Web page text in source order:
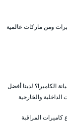
ومن ماركات عالمية
الكاميرا؟ لدينا أفضل
الداخلية والخارجية
كاميرات المراقبة